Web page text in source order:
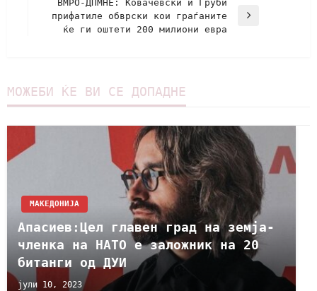
ВМРО-ДПМНЕ: Ковачевски и Груби
прифатиле обврски кои граѓаните
ќе ги оштети 200 милиони евра
МОЖЕБИ ЌЕ ВИ СЕ ДОПАДНЕ
МАКЕДОНИЈА
Апасиев:Цел главен град на земја-
членка на НАТО е заложник на 20
битанги од ДУИ
јули 10, 2023